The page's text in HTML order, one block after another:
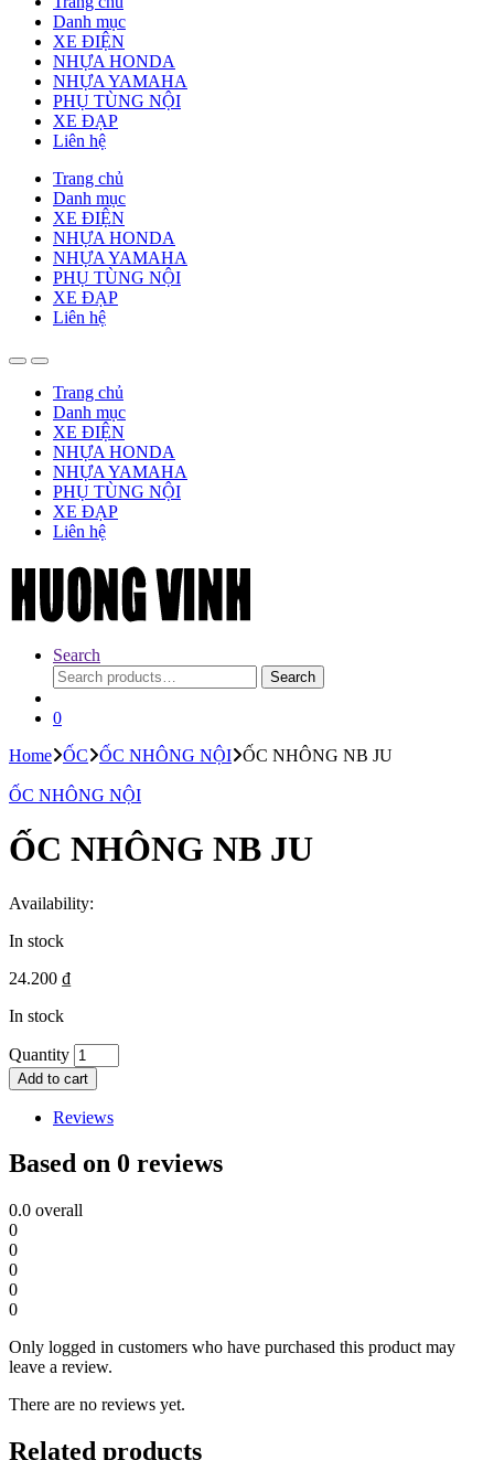
Danh mục
XE ĐIỆN
NHỰA HONDA
NHỰA YAMAHA
PHỤ TÙNG NỘI
XE ĐẠP
Liên hệ
Trang chủ
Danh mục
XE ĐIỆN
NHỰA HONDA
NHỰA YAMAHA
PHỤ TÙNG NỘI
XE ĐẠP
Liên hệ
Trang chủ
Danh mục
XE ĐIỆN
NHỰA HONDA
NHỰA YAMAHA
PHỤ TÙNG NỘI
XE ĐẠP
Liên hệ
Search
Search
for:
Search
0
Home ỐC ỐC NHÔNG NỘI ỐC NHÔNG NB JU
ỐC NHÔNG NỘI
ỐC NHÔNG NB JU
Availability:
In stock
24.200 ₫
In stock
Quantity
Add to cart
Reviews
Based on 0 reviews
0.0 overall
0
0
0
0
0
Only logged in customers who have purchased this product may
leave a review.
There are no reviews yet.
Related products